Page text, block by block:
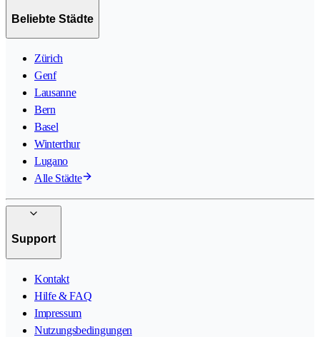
Beliebte Städte
Zürich
Genf
Lausanne
Bern
Basel
Winterthur
Lugano
Alle Städte
Support
Kontakt
Hilfe & FAQ
Impressum
Nutzungsbedingungen